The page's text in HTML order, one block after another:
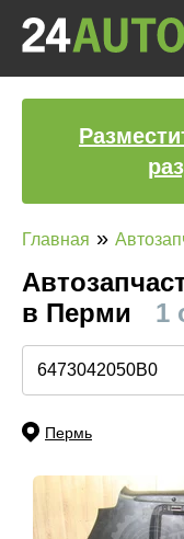
Главная »
в Перми
1
Пермь